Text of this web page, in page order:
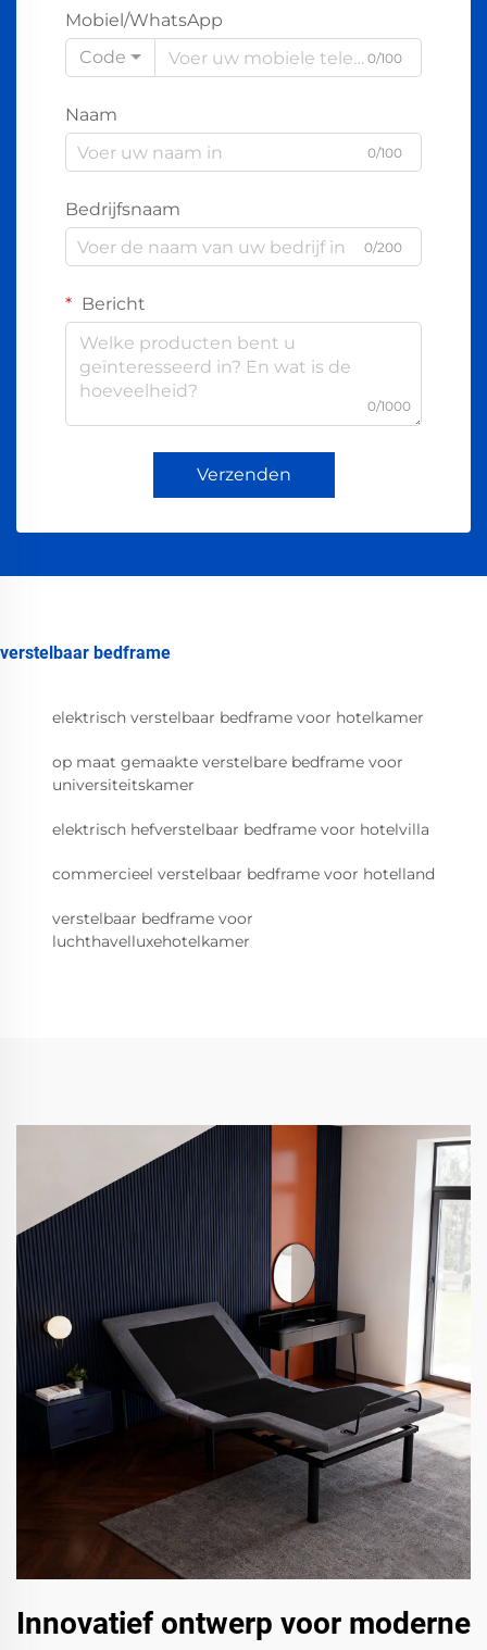
Mobiel/WhatsApp
Code
0/100
Naam
0/100
Bedrijfsnaam
0/200
Bericht
0/1000
Verzenden
verstelbaar bedframe
elektrisch verstelbaar bedframe voor hotelkamer
op maat gemaakte verstelbare bedframe voor
universiteitskamer
elektrisch hefverstelbaar bedframe voor hotelvilla
commercieel verstelbaar bedframe voor hotelland
verstelbaar bedframe voor
luchthavelluxehotelkamer
Innovatief ontwerp voor moderne